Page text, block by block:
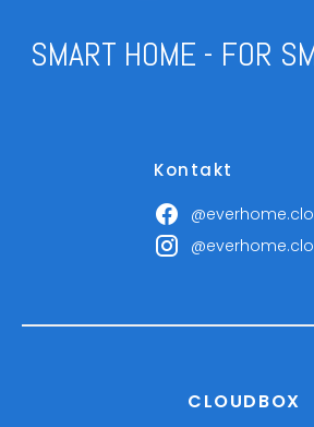
SMART HOME - FOR
Kontakt
CLOUDBOX